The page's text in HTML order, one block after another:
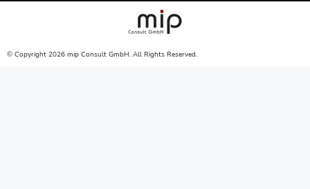
© Copyright 2026 mip Consult GmbH. All Rights Reserved.